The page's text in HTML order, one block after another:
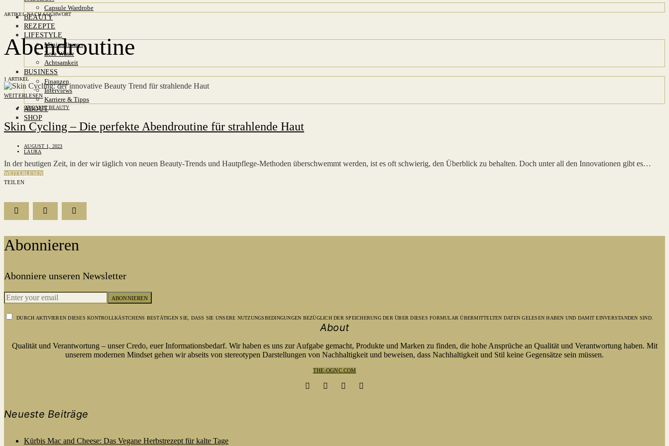
Capsule Wardrobe
BEAUTY
REZEPTE
LIFESTYLE
Minimalismus
Zero Waste
Achtsamkeit
BUSINESS
Finanzen
Interviews
Karriere & Tipps
ABOUT
SHOP
ARTIKEL NACH SUCHWORT
Abendroutine
1 ARTIKEL
WEITERLESEN
ORGANIC BEAUTY
Skin Cycling – Die perfekte Abendroutine für strahlende Haut
AUGUST 1, 2023
LAURA
In der heutigen Zeit, in der wir täglich von neuen Beauty-Trends und Hautpflege-Methoden überschwemmt werden, ist es oft schwierig, den Überblick zu behalten. Doch unter all den Innovationen gibt es…
WEITERLESEN
TEILEN
Abonnieren
Abonniere unseren Newsletter
ABONNIEREN
DURCH AKTIVIEREN DIESES KONTROLLKÄSTCHENS BESTÄTIGEN SIE, DASS SIE UNSERE NUTZUNGSBEDINGUNGEN BEZÜGLICH DER SPEICHERUNG DER ÜBER DIESES FORMULAR ÜBERMITTELTEN DATEN GELESEN HABEN UND DAMIT EINVERSTANDEN SIND.
About
Qualität und Verantwortung – unser Credo, euer Informationsbedarf. Wir haben es uns zur Aufgabe gemacht, Produkte und Marken zu finden, die hohe Ansprüche an Qualität und Verantwortung haben. Mit
unserem modernen Mindset gehen wir abseits von stereotypen Darstellungen von Nachhaltigkeit und beweisen, dass Nachhaltigkeit und Stil keine Gegensätze sein müssen.
THE-OGNC.COM
Neueste Beiträge
Kürbis Mac and Cheese: Das Vegane Herbstrezept für kalte Tage